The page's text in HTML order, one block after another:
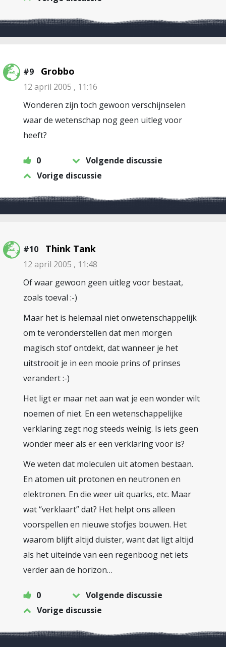
#9 Grobbo
12 april 2005 , 11:16
Wonderen zijn toch gewoon verschijnselen
waar de wetenschap nog geen uitleg voor
heeft?
0
Volgende discussie
Vorige discussie
#10 Think Tank
12 april 2005 , 11:48
Of waar gewoon geen uitleg voor bestaat,
zoals toeval :-)
Maar het is helemaal niet onwetenschappelijk
om te veronderstellen dat men morgen
magisch stof ontdekt, dat wanneer je het
uitstrooit je in een mooie prins of prinses
verandert :-)
Het ligt er maar net aan wat je een wonder wilt
noemen of niet. En een wetenschappelijke
verklaring zegt nog steeds weinig. Is iets geen
wonder meer als er een verklaring voor is?
We weten dat moleculen uit atomen bestaan.
En atomen uit protonen en neutronen en
elektronen. En die weer uit quarks, etc. Maar
wat “verklaart” dat? Het helpt ons alleen
voorspellen en nieuwe stofjes bouwen. Het
waarom blijft altijd duister, want dat ligt altijd
als het uiteinde van een regenboog net iets
verder aan de horizon…
0
Volgende discussie
Vorige discussie